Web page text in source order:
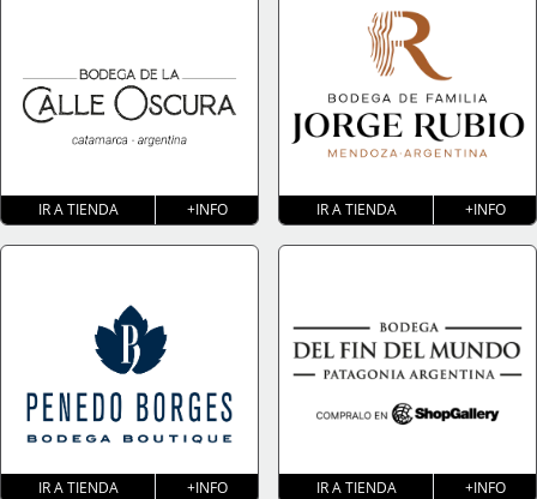
IR A TIENDA +INFO IR A TIENDA +INFO
IR A TIENDA +INFO IR A TIENDA +INFO